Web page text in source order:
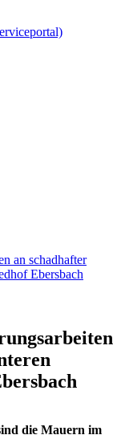
an schadhafter
Ebersbach
die Mauern im